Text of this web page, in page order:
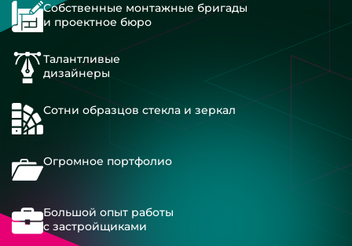
Собственные монтажные бригады
и проектное бюро
Талантливые
дизайнеры
Сотни образцов стекла и зеркал
Огромное портфолио
Большой опыт работы
с застройщиками